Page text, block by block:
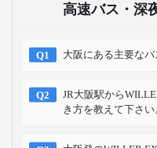
高速バス・深
大阪にある主要な
JR大阪駅から
き方を教えて下さい